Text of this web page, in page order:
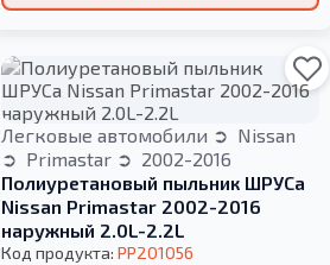
Легковые автомобили
Nissan
Primastar
2002-2016
Полиуретановый пыльник ШРУСа
Nissan Primastar 2002-2016
наружный 2.0L-2.2L
Код продукта: PP201056